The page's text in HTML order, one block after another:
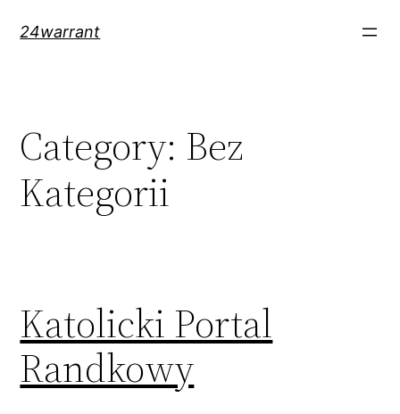
24warrant
Category: Bez
Kategorii
Katolicki Portal
Randkowy